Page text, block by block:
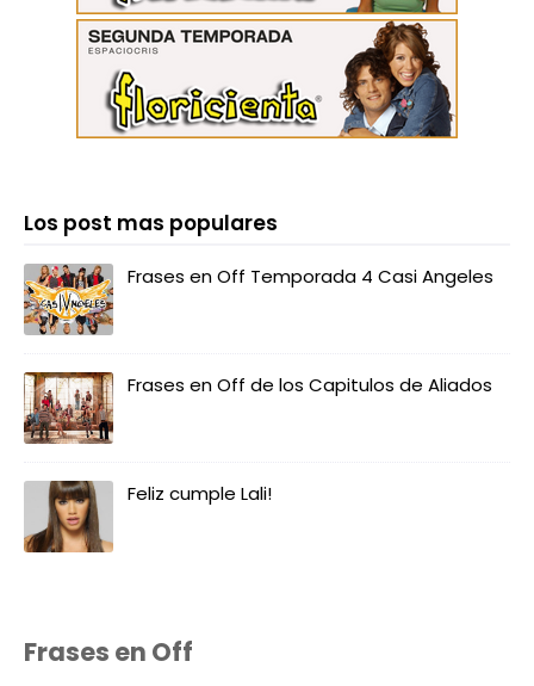
Los post mas populares
Frases en Off Temporada 4 Casi Angeles
Frases en Off de los Capitulos de Aliados
Feliz cumple Lali!
Frases en Off